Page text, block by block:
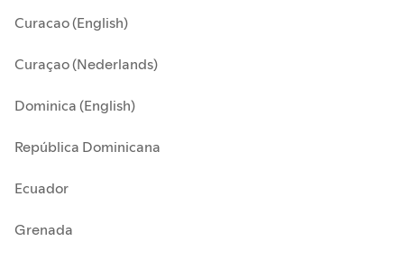
Curacao (English)
Curaçao (Nederlands)
Dominica (English)
República Dominicana
Ecuador
Grenada